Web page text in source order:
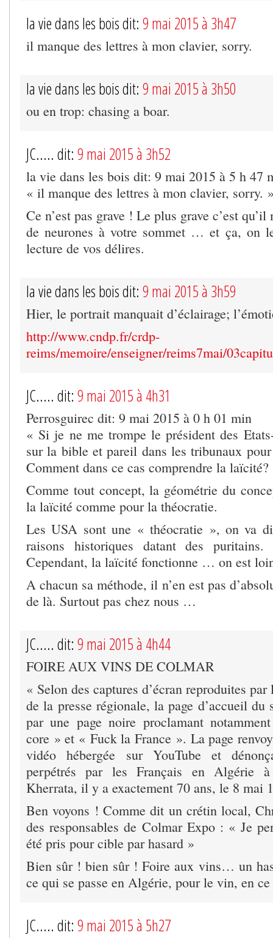
la vie dans les bois dit: 9 mai 2015 à 3h47
il manque des lettres à mon clavier, sorry.
la vie dans les bois dit: 9 mai 2015 à 3h50
ou en trop: chasing a boar.
JC..... dit: 9 mai 2015 à 3h52
la vie dans les bois dit: 9 mai 2015 à 5 h 47
« il manque des lettres à mon clavier, sorry.
Ce n’est pas grave ! Le plus grave c’est
de neurones à votre sommet … et ça, on
lecture de vos délires.
la vie dans les bois dit: 9 mai 2015 à 3h59
Hier, le portrait manquait d’éclairage;
http://www.cndp.fr/crdp-
reims/memoire/enseigner/reims7mai/
JC..... dit: 9 mai 2015 à 4h31
Perrosguirec dit: 9 mai 2015 à 0 h 01 min
« Si je ne me trompe le président des
sur la bible et pareil dans les tribunaux
Comment dans ce cas comprendre la laïcité?
Comme tout concept, la géométrie du
la laïcité comme pour la théocratie.
Les USA sont une « théocratie », on va
raisons historiques datant des
Cependant, la laïcité fonctionne … on est
A chacun sa méthode, il n’en est pas
de là. Surtout pas chez nous …
JC..... dit: 9 mai 2015 à 4h44
FOIRE AUX VINS DE COLMAR
« Selon des captures d’écran reproduites
de la presse régionale, la page d’accueil du
par une page noire proclamant
core » et « Fuck la France ». La page
vidéo hébergée sur YouTube et
perpétrés par les Français en Algérie
Kherrata, il y a exactement 70 ans, le 8 mai
Ben voyons ! Comme dit un crétin local,
des responsables de Colmar Expo : « Je
été pris pour cible par hasard »
Bien sûr ! bien sûr ! Foire aux vins… un
ce qui se passe en Algérie, pour le vin, en
JC..... dit: 9 mai 2015 à 5h27